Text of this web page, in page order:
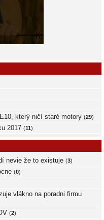
který ničí staré motory (29)
2017 (11)
nevie že to existuje (3)
(0)
vlákno na poradni firmu
(2)